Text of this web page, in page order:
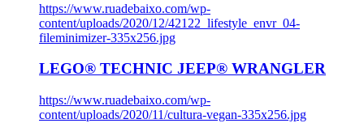
https://www.ruadebaixo.com/wp-
content/uploads/2020/12/42122_lifestyle_envr_04-
fileminimizer-335x256.jpg
LEGO® TECHNIC JEEP® WRANGLER
https://www.ruadebaixo.com/wp-
content/uploads/2020/11/cultura-vegan-335x256.jpg